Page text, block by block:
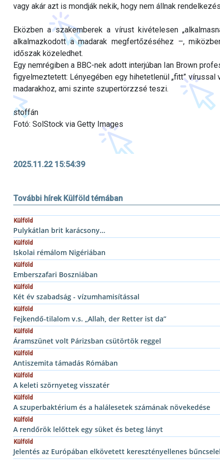
vagy akár azt is mondják nekik, hogy nem állnak
Eközben a szakemberek a vírust kivételesen
alkalmazkodott a madarak megfertőzéséhez –,
időszak közeledhet.
Egy nemrégiben a BBC-nek adott interjúban Ian Brown
figyelmeztetett: Lényegében egy hihetetlenül „fitt”
madarakhoz, ami szinte szupertörzzsé teszi.
stoffán
Fotó: SolStock via Getty Images
2025.11.22 15:54:39
További hírek Külföld témában
Külföld
Pulykátlan brit karácsony…
Külföld
Iskolai rémálom Nigériában
Külföld
Emberszafari Boszniában
Külföld
Két év szabadság - vízumhamisítással
Külföld
Fejkendő-tilalom v.s. „Allah, der Retter ist da”
Külföld
Áramszünet volt Párizsban csütörtök reggel
Külföld
Antiszemita támadás Rómában
Külföld
A keleti szörnyeteg visszatér
Külföld
A szuperbaktérium és a halálesetek számának növekedése
Külföld
A rendőrök lelőttek egy süket és beteg lányt
Külföld
Jelentés az Európában elkövetett keresztényellenes